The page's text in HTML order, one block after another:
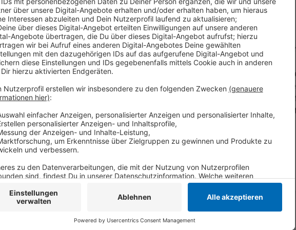
Anzeige
Die beiden Fraktionen wollen vor allem den Spielplatz auf dem
sichern. Hier soll in einem Container ein Quartiersbüro
und personell an dem neuen Bürgerbüro im Südbezirk orientiert.
Ordnungsdienst, Polizei und Staatsanwaltschaft die
Verlagerung ins Viertel zu verhindern. Die Stadt soll außerdem
Projekt "Soziale Stadt" aufgenommen werden kann und die
Junkies auf das Hilfezentrum hinweisen.
Anzeige